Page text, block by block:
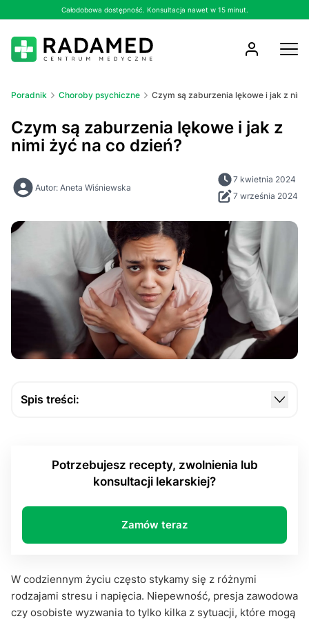
Całodobowa dostępność. Konsultacja nawet w 15 minut.
Poradnik Choroby psychiczne Czym są zaburzenia lękowe i jak z
Czym są zaburzenia lękowe i jak z
nimi żyć na co dzień?
Autor: Aneta Wiśniewska
7 kwietnia 2024
7 września 2024
Spis treści:
Jak radzić sobie z zaburzeniami lękowymi?
Potrzebujesz recepty, zwolnienia lub
konsultacji lekarskiej?
Zamów teraz
W codziennym życiu często stykamy się z różnymi
rodzajami stresu i napięcia. Niepewność, presja zawodowa
czy osobiste wyzwania to tylko kilka z sytuacji, które mogą